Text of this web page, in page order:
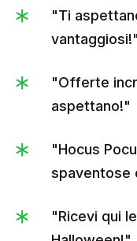
"Ti
vantaggiosi!"
"Offerte
aspettano!"
"Hocus
spaventose
"Ricevi qui